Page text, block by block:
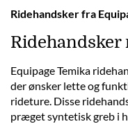
Ridehandsker fra
Ridehandsker
Equipage Temika
der ønsker lette og
rideture. Disse
præget syntetisk greb i